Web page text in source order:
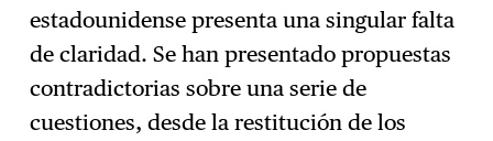
estadounidense presenta una singular falta
de claridad. Se han presentado propuestas
contradictorias sobre una serie de
cuestiones, desde la restitución de los